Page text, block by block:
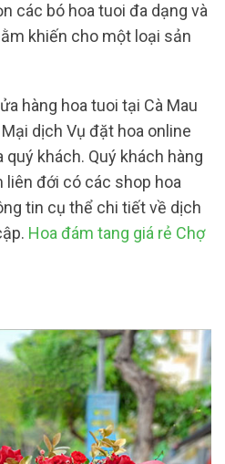
các bó hoa tuoi đa dạng và
khiến cho một loại sản
hàng hoa tuoi tại Cà Mau
dịch Vụ đặt hoa online
khách. Quý khách hàng
đới có các shop hoa
tin cụ thể chi tiết về dịch
Hoa đám tang giá rẻ Chợ